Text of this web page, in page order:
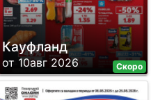
Скоро
Кауфланд
от 10авг 2026